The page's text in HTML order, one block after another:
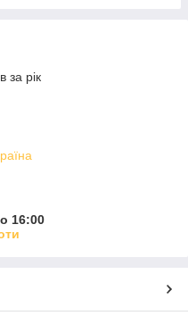
за рік
16:00